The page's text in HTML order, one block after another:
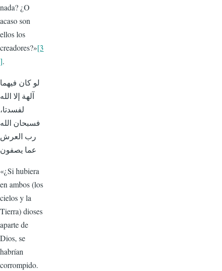
nada? ¿O
acaso son
ellos los
creadores?»[3
].
لو كان فيهما
آلهة إلا الله
لفسدتا،
فسبحان الله
رب العرش
عما يصفون
«¿Si hubiera
en ambos (los
cielos y la
Tierra) dioses
aparte de
Dios, se
habrían
corrom­pido.